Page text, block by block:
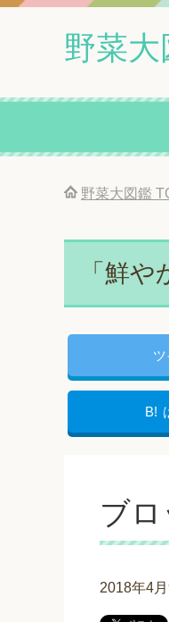
野菜大
野菜大図鑑
「鮮
ツ
B!
ブ
2018年4月